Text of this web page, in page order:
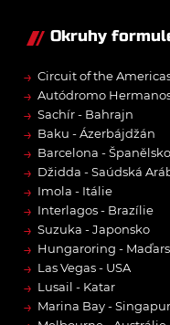
Okruhy
→ Circuit of the
→ Autódromo
→ Sachír - Bahrajn
→ Baku - Ázerbájdžán
→ Barcelona - Španělsko
→ Džidda - Saúdská
→ Imola - Itálie
→ Interlagos - Brazílie
→ Suzuka - Japonsko
→ Hungaroring -
→ Las Vegas - USA
→ Lusail - Katar
→ Marina Bay - Singapur